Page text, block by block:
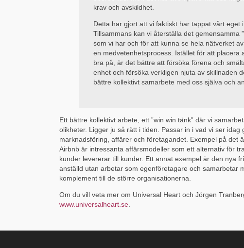
krav och avskildhet.
Detta har gjort att vi faktiskt har tappat vårt eget
Tillsammans kan vi återställa det gemensamma
som vi har och för att kunna se hela nätverket
en medvetenhetsprocess. Istället för att placera
bra på, är det bättre att försöka förena och
enhet och försöka verkligen njuta av skillnaden
bättre kollektivt samarbete med oss själva och
Ett bättre kollektivt arbete, ett ”win win tänk” där vi
olikheter. Ligger ju så rätt i tiden. Passar in i vad vi ser idag
marknadsföring, affärer och företagandet. Exempel på det
Airbnb är intressanta affärsmodeller som ett alternativ för
kunder levererar till kunder. Ett annat exempel är den nya
anställd utan arbetar som egenföretagare och samarbetar
komplement till de större organisationerna.
Om du vill veta mer om Universal Heart och Jörgen
www.universalheart.se